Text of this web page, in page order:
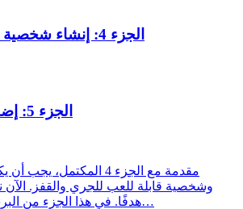
الجزء 4: إنشاء شخصية اللاعب الخاصة بك
الجزء 5: إضافة النقود والنقاط
مقدمة مع الجزء 4
وشخصية قابلة للعب للجري والقفز. الآن
هدفًا. في هذا الجزء من البرنامج التعليمي، سنضي…